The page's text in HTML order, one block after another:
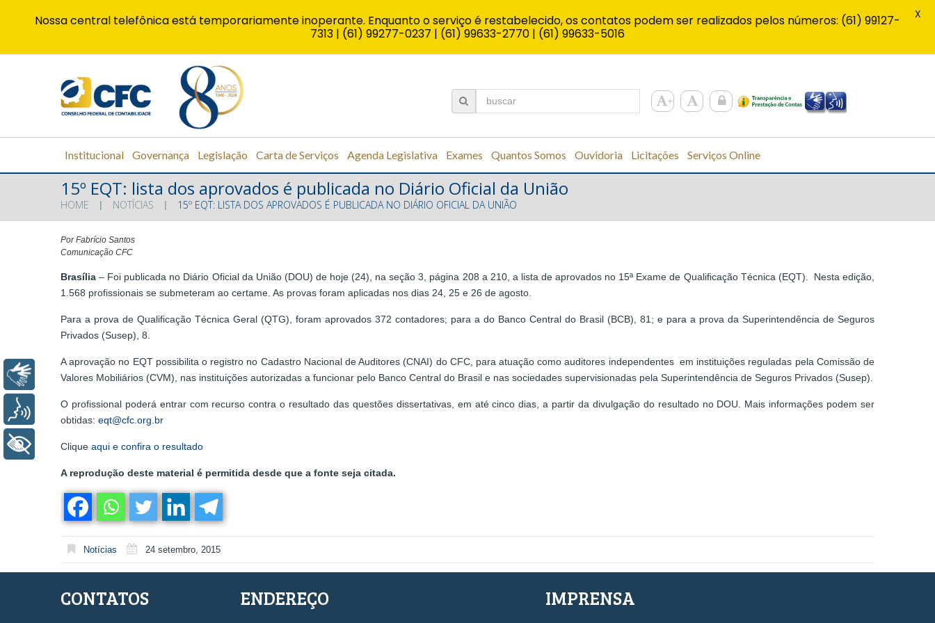
Institucional Governança Legislação Carta de Serviços Agenda Legislativa Exames Quantos Somos Ouvidoria Licitações Serviços Online
15º EQT: lista dos aprovados é publicada no Diário Oficial da União
HOME NOTÍCIAS 15º EQT: LISTA DOS APROVADOS É PUBLICADA NO DIÁRIO OFICIAL DA UNIÃO
Por Fabrício Santos
Comunicação CFC
Brasília– Foi publicada no Diário Oficial da União (DOU) de hoje (24), na seção 3, página 208 a 210, a lista de aprovados no 15ª Exame de Qualificação Técnica (EQT). Nesta edição,
1.568 profissionais se submeteram ao certame. As provas foram aplicadas nos dias 24, 25 e 26 de agosto.
Para a prova de Qualificação Técnica Geral (QTG), foram aprovados 372 contadores; para a do Banco Central do Brasil (BCB), 81; e para a prova da Superintendência de Seguros
Privados (Susep), 8.
A aprovação no EQT possibilita o registro no Cadastro Nacional de Auditores (CNAI) do CFC, para atuação como auditores independentes em instituições reguladas pela Comissão de
Valores Mobiliários (CVM), nas instituições autorizadas a funcionar pelo Banco Central do Brasil e nas sociedades supervisionadas pela Superintendência de Seguros Privados (Susep).
O profissional poderá entrar com recurso contra o resultado das questões dissertativas, em até cinco dias, a partir da divulgação do resultado no DOU. Mais informações podem ser
obtidas: eqt@cfc.org.br
Clique aqui e confira o resultado
A reprodução deste material é permitida desde que a fonte seja citada.
Notícias 24 setembro, 2015
CONTATOS ENDEREÇO IMPRENSA
Nossa central telefônica está temporariamente inoperante. Enquanto o serviço é restabelecido, os contatos podem ser realizados pelos números: (61) 99127-
7313 | (61) 99277-0237 | (61) 99633-2770 | (61) 99633-5016
X
Libras
Voz
+ Acessibilidade